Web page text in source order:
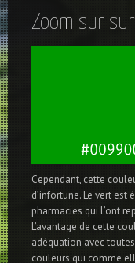
Zoom sur
Cependant, cette
d’infortune. Le vert
pharmacies qui l’ont
L’avantage de cette
adéquation avec
couleurs qui comme